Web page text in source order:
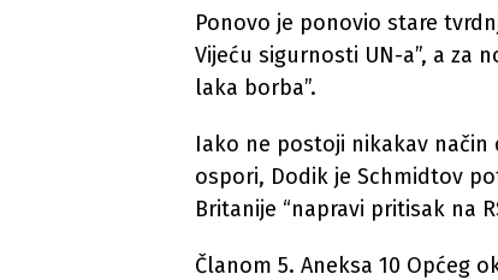
Ponovo je ponovio stare
Vijeću sigurnosti UN-a”, a za
laka borba”.
Iako ne postoji nikakav
ospori, Dodik je Schmidtov
Britanije “napravi pritisak na
Članom 5. Aneksa 10 Općeg